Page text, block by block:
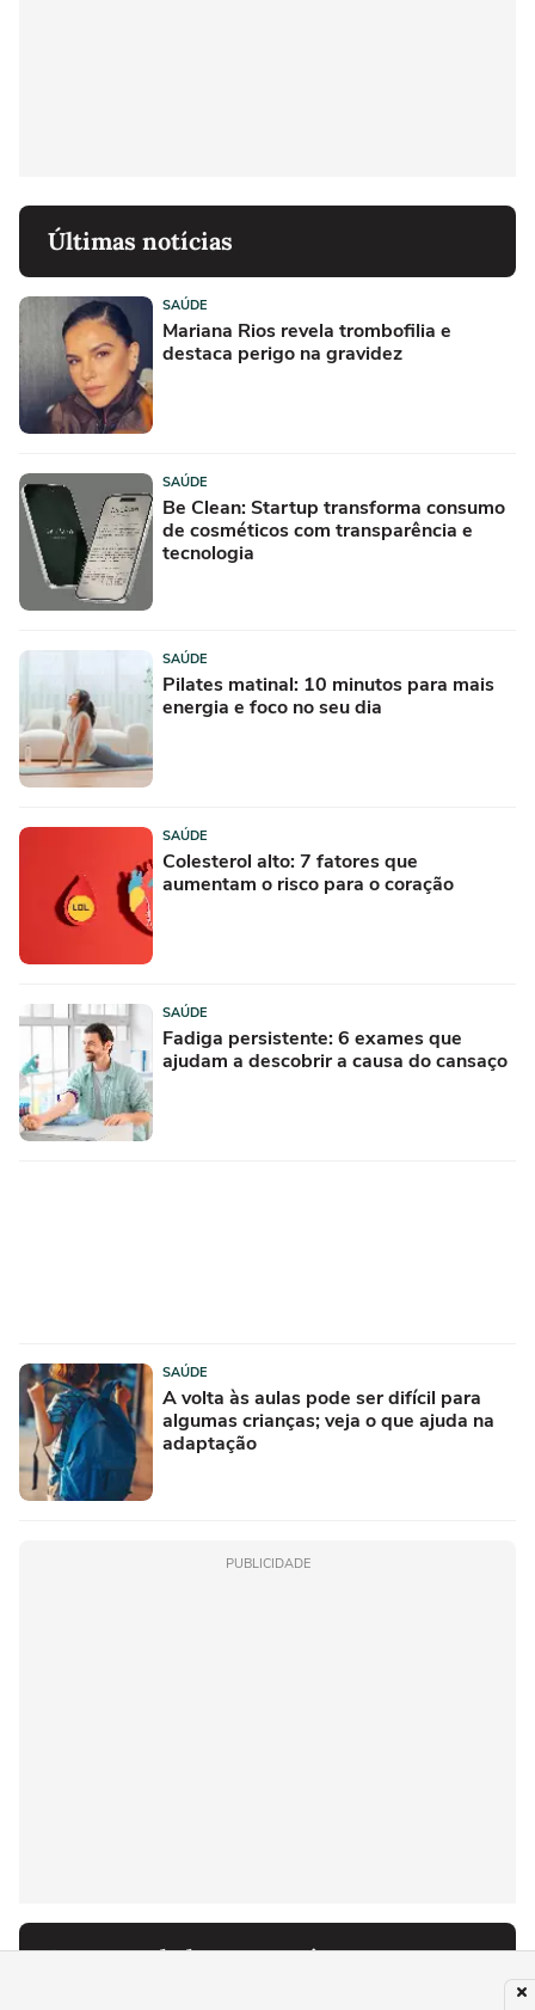
Últimas notícias
SAÚDE
Mariana Rios revela trombofilia e
destaca perigo na gravidez
SAÚDE
Be Clean: Startup transforma consumo
de cosméticos com transparência e
tecnologia
SAÚDE
Pilates matinal: 10 minutos para mais
energia e foco no seu dia
SAÚDE
Colesterol alto: 7 fatores que
aumentam o risco para o coração
SAÚDE
Fadiga persistente: 6 exames que
ajudam a descobrir a causa do cansaço
SAÚDE
A volta às aulas pode ser difícil para
algumas crianças; veja o que ajuda na
adaptação
PUBLICIDADE
Recomendado para você